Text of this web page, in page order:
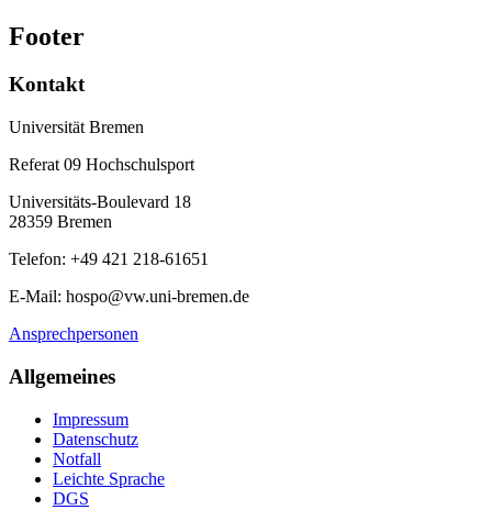
Footer
Kontakt
Universität Bremen
Referat 09 Hochschulsport
Universitäts-Boulevard 18
28359 Bremen
Telefon: +49 421 218-61651
E-Mail: hospo@vw.uni-bremen.de
Ansprechpersonen
Allgemeines
Impressum
Datenschutz
Notfall
Leichte Sprache
DGS